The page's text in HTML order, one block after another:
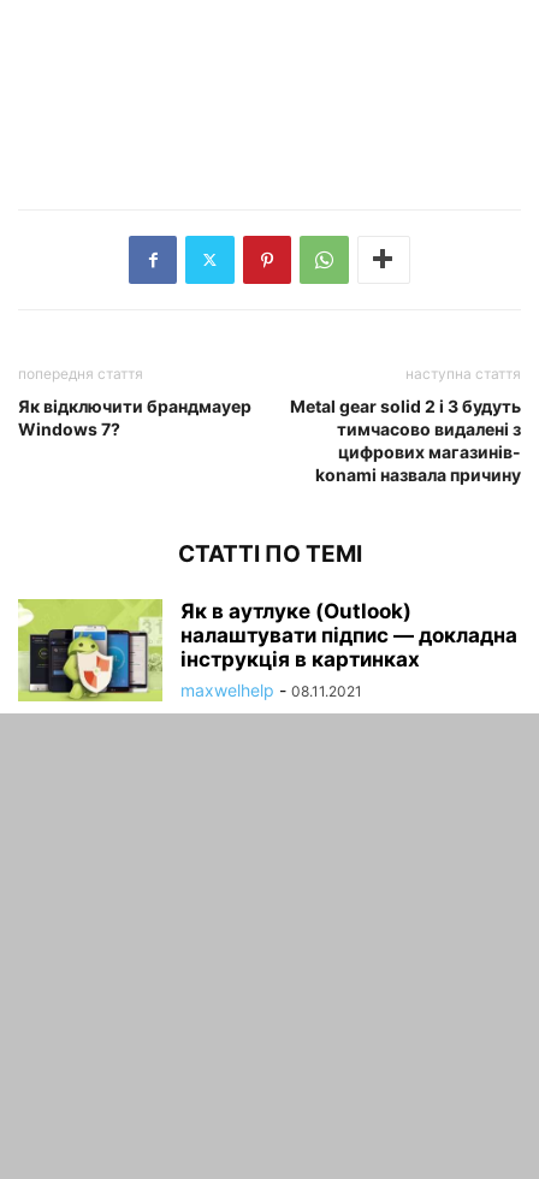
попередня стаття
Як відключити брандмауер
Windows 7?
наступна стаття
Metal gear solid 2 і 3 будуть
тимчасово видалені з
цифрових магазинів-
konami назвала причину
СТАТТІ ПО ТЕМІ
Як в аутлуке (Outlook)
налаштувати підпис — докладна
інструкція в картинках
maxwelhelp - 08.11.2021